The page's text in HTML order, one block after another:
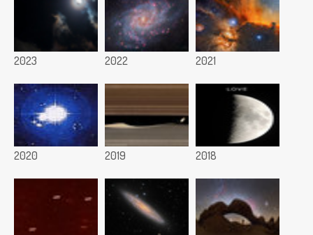
2023 2022 2021
2020 2019 2018